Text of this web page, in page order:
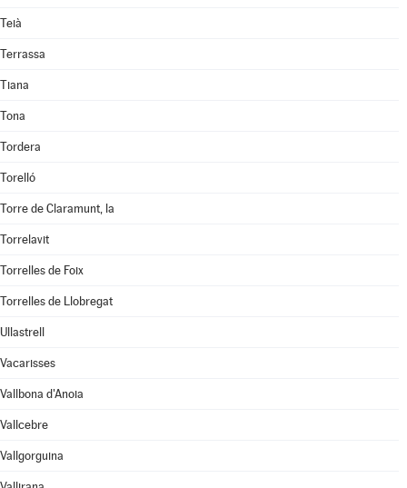
Teià
Terrassa
Tiana
Tona
Tordera
Torelló
Torre de Claramunt, la
Torrelavit
Torrelles de Foix
Torrelles de Llobregat
Ullastrell
Vacarisses
Vallbona d'Anoia
Vallcebre
Vallgorguina